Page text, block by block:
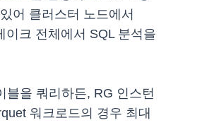
어 클러스터 노드에서
크 전체에서 SQL 분석을
블을 쿼리하든, RG 인스턴
워크로드의 경우 최대